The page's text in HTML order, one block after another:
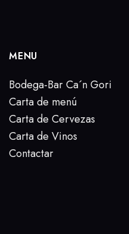
MENU
Bodega-Bar Ca´n Gori
Carta de menú
Carta de Cervezas
Carta de Vinos
Contactar